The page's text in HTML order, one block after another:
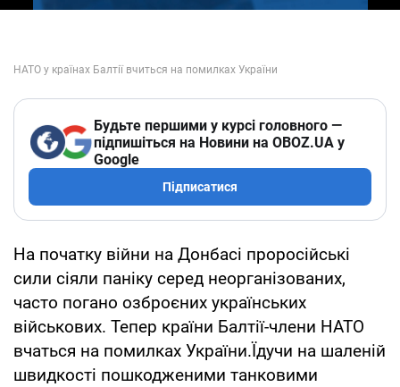
Будьте першими у курсі головного —
підпишіться на Новини на OBOZ.UA у
Google
Підписатися
На початку війни на Донбасі проросійські
сили сіяли паніку серед неорганізованих,
часто погано озброєних українських
військових. Тепер країни Балтії-члени НАТО
вчаться на помилках України.Їдучи на шаленій
швидкості пошкодженими танковими